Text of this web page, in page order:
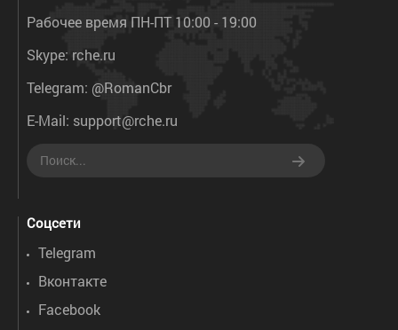
Рабочее время ПН-ПТ 10:00 - 19:00
Skype: rche.ru
Telegram: @RomanCbr
E-Mail: support@rche.ru
Соцсети
Telegram
Вконтакте
Facebook